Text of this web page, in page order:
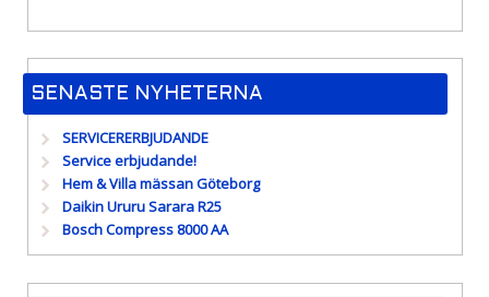
SENASTE NYHETERNA
SERVICERERBJUDANDE
Service erbjudande!
Hem & Villa mässan Göteborg
Daikin Ururu Sarara R25
Bosch Compress 8000 AA